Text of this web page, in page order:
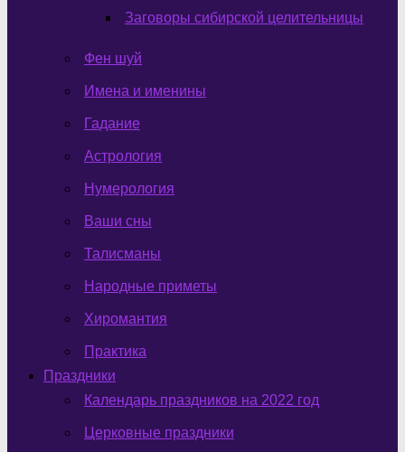
Заговоры сибирской целительницы
Фен шуй
Имена и именины
Гадание
Астрология
Нумерология
Ваши сны
Талисманы
Народные приметы
Хиромантия
Практика
Праздники
Календарь праздников на 2022 год
Церковные праздники